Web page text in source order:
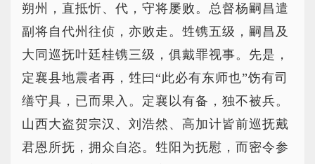
朔州，直抵忻、代，守将屡败。总督杨嗣昌遣
副将自代州往侦，亦败走。甡镌五级，嗣昌及
大同巡抚叶廷桂镌三级，俱戴罪视事。先是，
定襄县地震者再，甡曰“此必有东师也”饬有司
缮守具，已而果入。定襄以有备，独不被兵。
山西大盗贺宗汉、刘浩然、高加计皆前巡抚戴
君恩所抚，拥众自恣。甡阳为抚慰，而密令参